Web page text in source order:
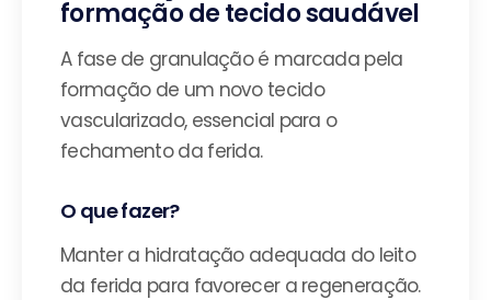
formação de tecido saudável
A fase de granulação é marcada pela
formação de um novo tecido
vascularizado, essencial para o
fechamento da ferida.
O que fazer?
Manter a hidratação adequada do leito
da ferida para favorecer a regeneração.